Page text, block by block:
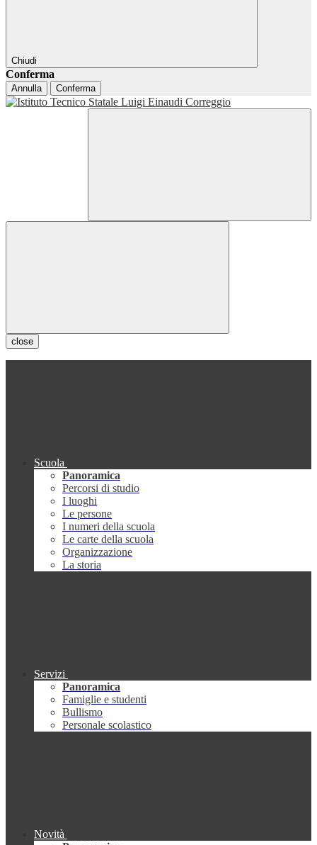
Chiudi
Conferma
Annulla Conferma
close
Scuola
Panoramica
Percorsi di studio
I luoghi
Le persone
I numeri della scuola
Le carte della scuola
Organizzazione
La storia
Servizi
Panoramica
Famiglie e studenti
Bullismo
Personale scolastico
Novità